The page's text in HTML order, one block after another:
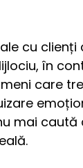
cu clienți
în
care
mai caută